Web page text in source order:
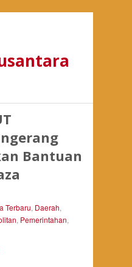
Bantuan
Terbaru, Daerah,
, Pemerintahan,